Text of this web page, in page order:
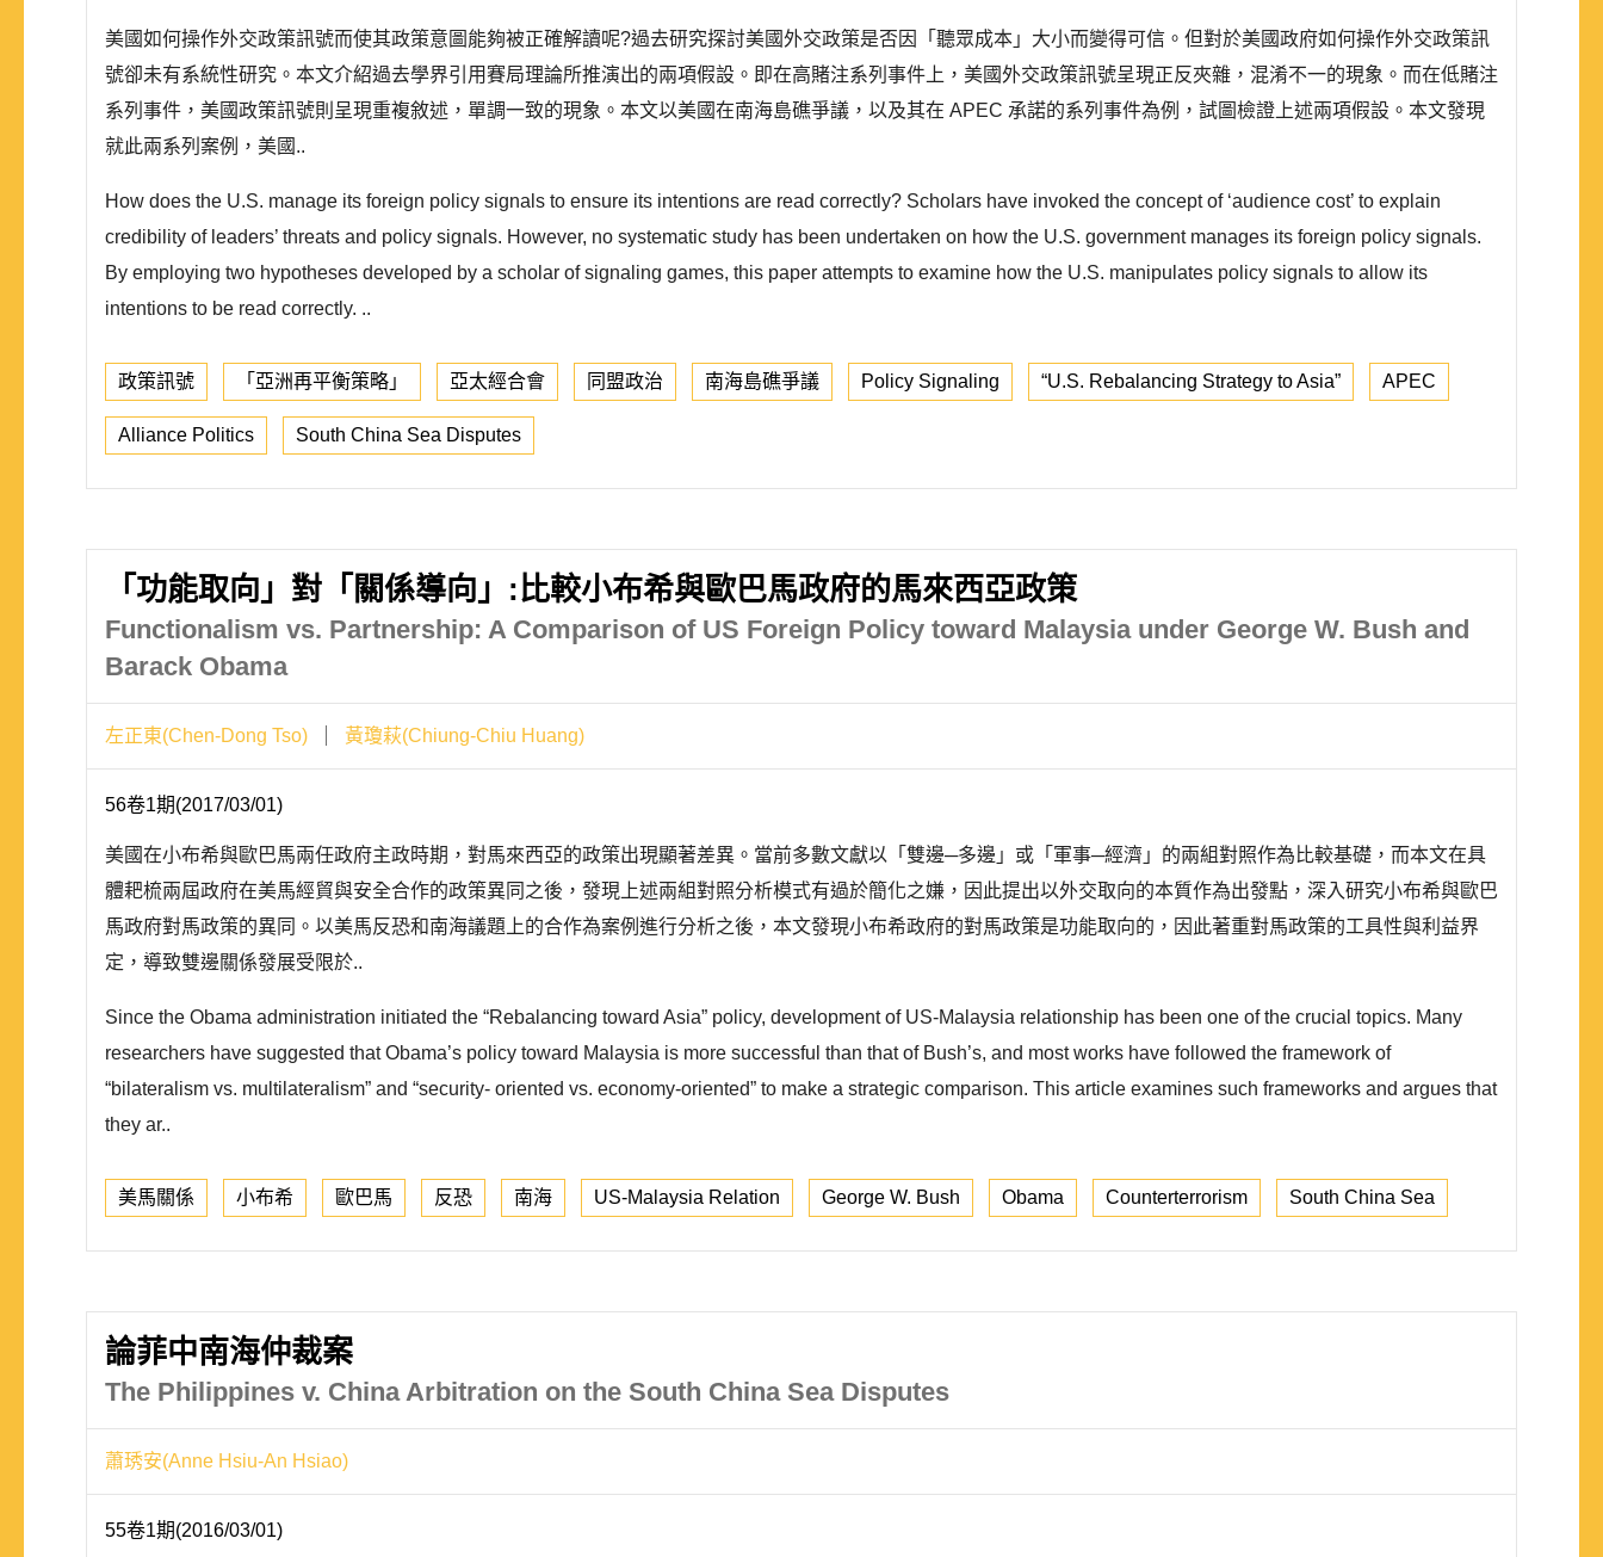
美國如何操作外交政策訊號而使其政策意圖能夠被正確解讀呢?過去研究探討美國外交政策是否因「聽眾成本」大小而變得可信。但對於美國政府如何操作外交政策訊
號卻未有系統性研究。本文介紹過去學界引用賽局理論所推演出的兩項假設。即在高賭注系列事件上，美國外交政策訊號呈現正反夾雜，混淆不一的現象。而在低賭注
系列事件，美國政策訊號則呈現重複敘述，單調一致的現象。本文以美國在南海島礁爭議，以及其在 APEC 承諾的系列事件為例，試圖檢證上述兩項假設。本文發現
就此兩系列案例，美國..
How does the U.S. manage its foreign policy signals to ensure its intentions are read correctly? Scholars have invoked the concept of ‘audience cost’ to explain
credibility of leaders’ threats and policy signals. However, no systematic study has been undertaken on how the U.S. government manages its foreign policy signals.
By employing two hypotheses developed by a scholar of signaling games, this paper attempts to examine how the U.S. manipulates policy signals to allow its
intentions to be read correctly. ..
政策訊號 「亞洲再平衡策略」 亞太經合會 同盟政治 南海島礁爭議 Policy Signaling “U.S. Rebalancing Strategy to Asia” APEC
Alliance Politics South China Sea Disputes
「功能取向」對「關係導向」:比較小布希與歐巴馬政府的馬來西亞政策
Functionalism vs. Partnership: A Comparison of US Foreign Policy toward Malaysia under George W. Bush and
Barack Obama
左正東(Chen-Dong Tso) 黃瓊萩(Chiung-Chiu Huang)
56卷1期(2017/03/01)
美國在小布希與歐巴馬兩任政府主政時期，對馬來西亞的政策出現顯著差異。當前多數文獻以「雙邊─多邊」或「軍事─經濟」的兩組對照作為比較基礎，而本文在具
體耙梳兩屆政府在美馬經貿與安全合作的政策異同之後，發現上述兩組對照分析模式有過於簡化之嫌，因此提出以外交取向的本質作為出發點，深入研究小布希與歐巴
馬政府對馬政策的異同。以美馬反恐和南海議題上的合作為案例進行分析之後，本文發現小布希政府的對馬政策是功能取向的，因此著重對馬政策的工具性與利益界
定，導致雙邊關係發展受限於..
Since the Obama administration initiated the “Rebalancing toward Asia” policy, development of US-Malaysia relationship has been one of the crucial topics. Many
researchers have suggested that Obama’s policy toward Malaysia is more successful than that of Bush’s, and most works have followed the framework of
“bilateralism vs. multilateralism” and “security- oriented vs. economy-oriented” to make a strategic comparison. This article examines such frameworks and argues that
they ar..
美馬關係 小布希 歐巴馬 反恐 南海 US-Malaysia Relation George W. Bush Obama Counterterrorism South China Sea
論菲中南海仲裁案
The Philippines v. China Arbitration on the South China Sea Disputes
蕭琇安(Anne Hsiu-An Hsiao)
55卷1期(2016/03/01)